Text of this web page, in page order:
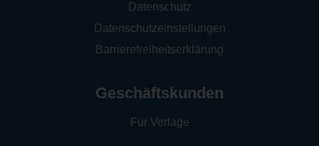
Datenschutz
Datenschutzeinstellungen
Barrierefreiheitserklärung
Geschäftskunden
Für Verlage